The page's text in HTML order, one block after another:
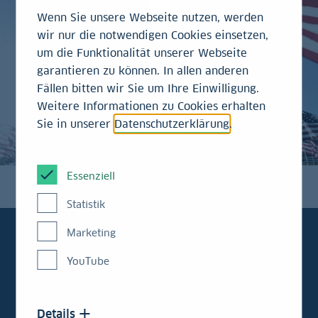
informiert:
Wenn Sie unsere Webseite nutzen, werden
wir nur die notwendigen Cookies einsetzen,
um die Funktionalität unserer Webseite
garantieren zu können. In allen anderen
Fällen bitten wir Sie um Ihre Einwilligung.
Weitere Informationen zu Cookies erhalten
Sie in unserer Datenschutzerklärung.
Essenziell
Statistik
Marketing
YouTube
Details